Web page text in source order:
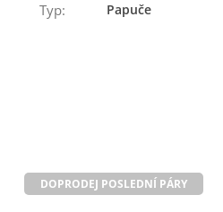
Typ: Papuče
DOPRODEJ POSLEDNÍ PÁRY